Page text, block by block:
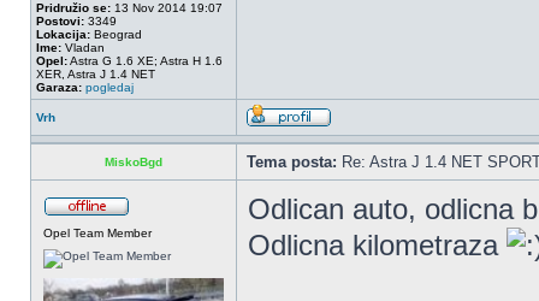
Pridružio se: 13 Nov 2014 19:07
Postovi: 3349
Lokacija: Beograd
Ime: Vladan
Opel:Astra G 1.6 XE; Astra H 1.6
XER, Astra J 1.4 NET
Garaza: pogledaj
Vrh
MiskoBgd Tema posta: Re: Astra J 1.4 NET
Opel Team Member
Odlican auto, odlicna
Odlicna kilometraza